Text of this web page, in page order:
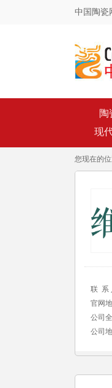
中国陶瓷
陶
现
您现在的位
联 系
官网
公司
公司